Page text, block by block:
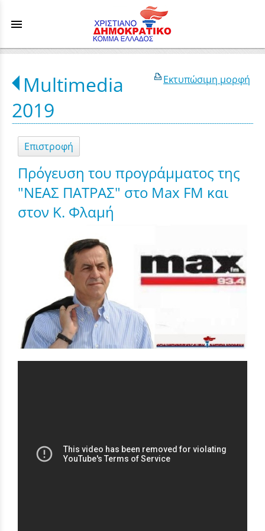
menu
Εκτυπώσιμη μορφή
Multimedia
2019
Επιστροφή
Πρόγευση του προγράμματος της
"ΝΕΑΣ ΠΑΤΡΑΣ" στο Max FM και
στον Κ. Φλαμή